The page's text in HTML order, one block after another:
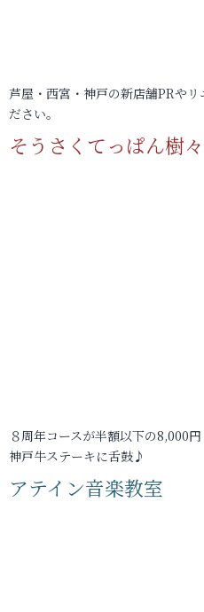
芦屋・西宮・神戸の新店舗PRや
ださい。
そうさくてっぱん樹々
８周年コースが半額以下の8,000円
神戸牛ステーキに舌鼓♪
アテイン音楽教室